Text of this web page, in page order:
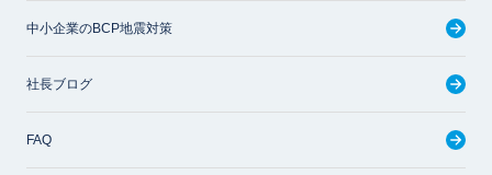
中小企業のBCP地震対策
社長ブログ
FAQ